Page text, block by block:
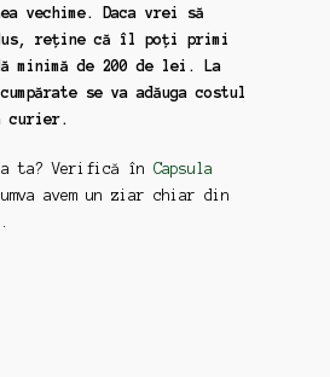
vechime. Daca vrei să
reține că îl poți primi
minimă de 200 de lei. La
se va adăuga costul
curier.
ta? Verifică în Capsula
avem un ziar chiar din